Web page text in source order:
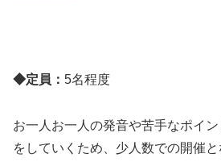
◆定員： 5名程度
お一人お一人の発音や苦手なポイ
をしていくため、少人数での開催と